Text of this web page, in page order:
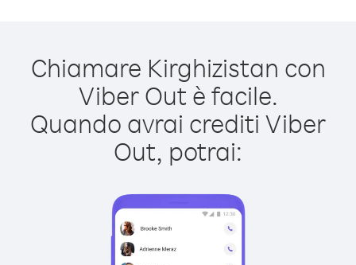
Chiamare Kirghizistan con
Viber Out è facile.
Quando avrai crediti Viber
Out, potrai: